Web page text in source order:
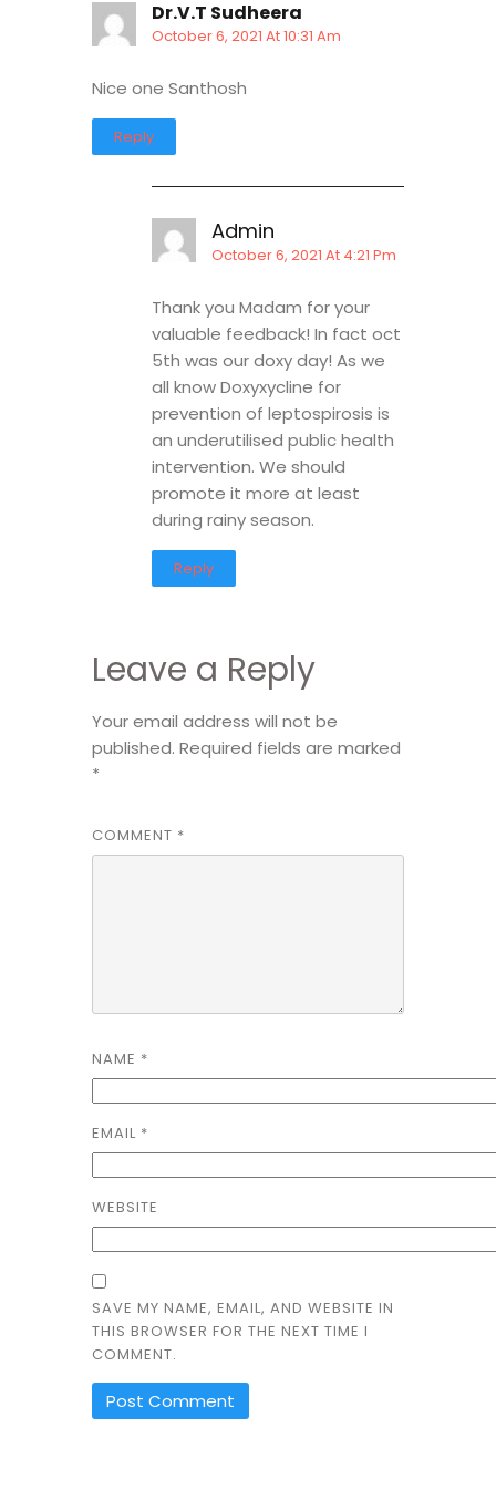
Dr.V.T Sudheera
October 6, 2021 At 10:31 Am
Nice one Santhosh
Reply
Admin
October 6, 2021 At 4:21 Pm
Thank you Madam for your
valuable feedback! In fact oct
5th was our doxy day! As we
all know Doxyxycline for
prevention of leptospirosis is
an underutilised public health
intervention. We should
promote it more at least
during rainy season.
Reply
Leave a Reply
Your email address will not be
published. Required fields are marked
*
COMMENT *
NAME *
EMAIL *
WEBSITE
SAVE MY NAME, EMAIL, AND WEBSITE IN
THIS BROWSER FOR THE NEXT TIME I
COMMENT.